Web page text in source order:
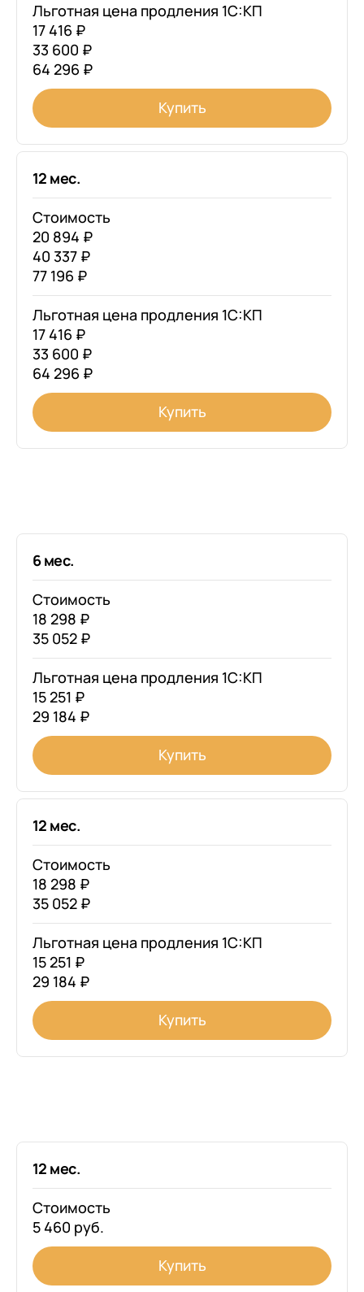
Льготная цена продления 1С:КП
17 416 ₽
33 600 ₽
64 296 ₽
Купить
12 мес.
Стоимость
20 894 ₽
40 337 ₽
77 196 ₽
Льготная цена продления 1С:КП
17 416 ₽
33 600 ₽
64 296 ₽
Купить
6 мес.
Стоимость
18 298 ₽
35 052 ₽
Льготная цена продления 1С:КП
15 251 ₽
29 184 ₽
Купить
12 мес.
Стоимость
18 298 ₽
35 052 ₽
Льготная цена продления 1С:КП
15 251 ₽
29 184 ₽
Купить
12 мес.
Стоимость
5 460 руб.
Купить